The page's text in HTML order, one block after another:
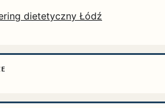
dietetyczny Łódź